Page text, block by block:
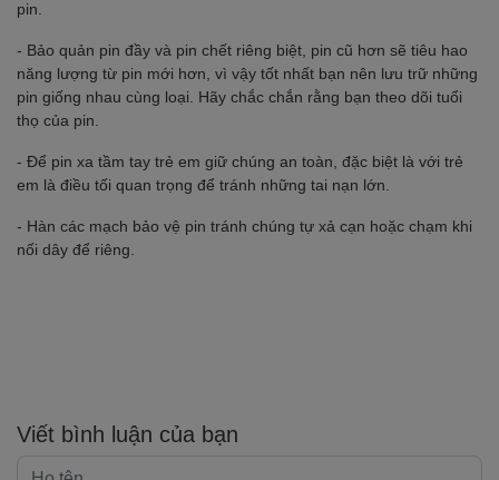
pin.
- Bảo quản pin đầy và pin chết riêng biệt, pin cũ hơn sẽ tiêu hao
năng lượng từ pin mới hơn, vì vậy tốt nhất bạn nên lưu trữ những
pin giống nhau cùng loại. Hãy chắc chắn rằng bạn theo dõi tuổi
thọ của pin.
- Để pin xa tầm tay trẻ em giữ chúng an toàn, đặc biệt là với trẻ
em là điều tối quan trọng để tránh những tai nạn lớn.
- Hàn các mạch bảo vệ pin tránh chúng tự xả cạn hoặc chạm khi
nối dây để riêng.
Viết bình luận của bạn